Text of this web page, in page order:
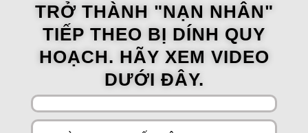
TRỞ THÀNH "NẠN NHÂN"
TIẾP THEO BỊ DÍNH QUY
HOẠCH. HÃY XEM VIDEO
DƯỚI ĐÂY.